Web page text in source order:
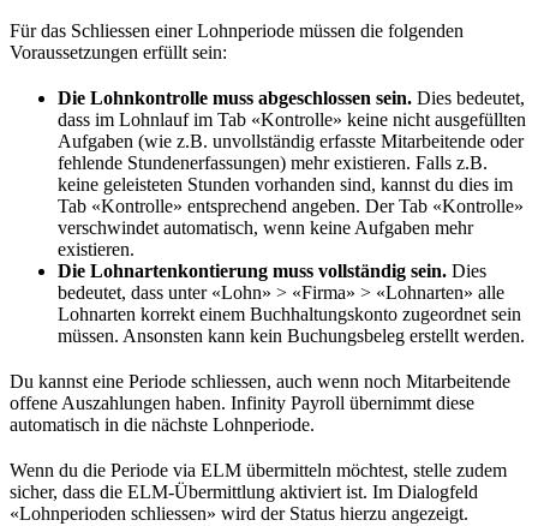
Für das Schliessen einer Lohnperiode müssen die folgenden
Voraussetzungen erfüllt sein:
Die Lohnkontrolle muss abgeschlossen sein. Dies bedeutet,
dass im Lohnlauf im Tab «Kontrolle» keine nicht ausgefüllten
Aufgaben (wie z.B. unvollständig erfasste Mitarbeitende oder
fehlende Stundenerfassungen) mehr existieren. Falls z.B.
keine geleisteten Stunden vorhanden sind, kannst du dies im
Tab «Kontrolle» entsprechend angeben. Der Tab «Kontrolle»
verschwindet automatisch, wenn keine Aufgaben mehr
existieren.
Die Lohnartenkontierung muss vollständig sein. Dies
bedeutet, dass unter «Lohn» > «Firma» > «Lohnarten» alle
Lohnarten korrekt einem Buchhaltungskonto zugeordnet sein
müssen. Ansonsten kann kein Buchungsbeleg erstellt werden.
Du kannst eine Periode schliessen, auch wenn noch Mitarbeitende
offene Auszahlungen haben. Infinity Payroll übernimmt diese
automatisch in die nächste Lohnperiode.
Wenn du die Periode via ELM übermitteln möchtest, stelle zudem
sicher, dass die ELM-Übermittlung aktiviert ist. Im Dialogfeld
«Lohnperioden schliessen» wird der Status hierzu angezeigt.